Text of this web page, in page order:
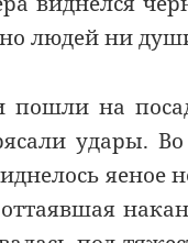
но людей ни
пошли на
удары. Во
яеное